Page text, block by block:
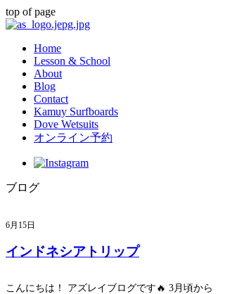
top of page
Home
Lesson & School
About
Blog
Contact
Kamuy Surfboards
Dove Wetsuits
オンライン予約
ブログ
6月15日
インドネシアトリップ
こんにちは！ アズレイブログです🔥 3月頃から